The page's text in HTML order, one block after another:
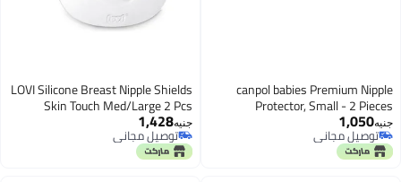
canpol babies
Protector, Small -
مجاني
مجاني
LOVI Silicone Breast Nipple Shields
Skin Touch Med/Large 2 Pcs
1,428
توصيل مجاني
توصيل مجاني